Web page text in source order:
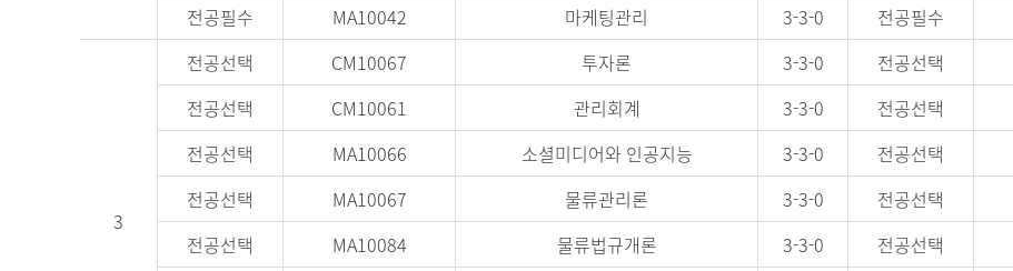
전공필수
MA10042 마케팅관리 3-3-0 전공필수
3
전공선택 CM10067 투자론 3-3-0 전공선택
전공선택
CM10061 관리회계 3-3-0 전공선택
전공선택
MA10066 소셜미디어와 인공지능 3-3-0 전공선택
전공선택
MA10067 물류관리론 3-3-0 전공선택
전공선택
MA10084 물류법규개론 3-3-0 전공선택